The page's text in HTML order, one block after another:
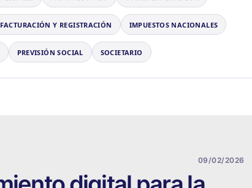
FACTURACIÓN Y REGISTRACIÓN IMPUESTOS NACIONALES
PREVISIÓN SOCIAL SOCIETARIO
09/02/2026